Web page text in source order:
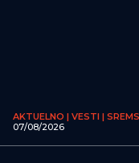
AKTUELNO | VESTI |
07/08/2026